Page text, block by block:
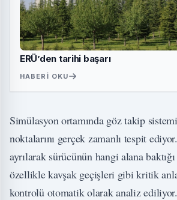
ERÜ’den tarihi başarı
HABERI OKU
Simülasyon ortamında göz takip
noktalarını gerçek zamanlı tespit
ayrılarak sürücünün hangi alana
özellikle kavşak geçişleri gibi kritik
kontrolü otomatik olarak analiz